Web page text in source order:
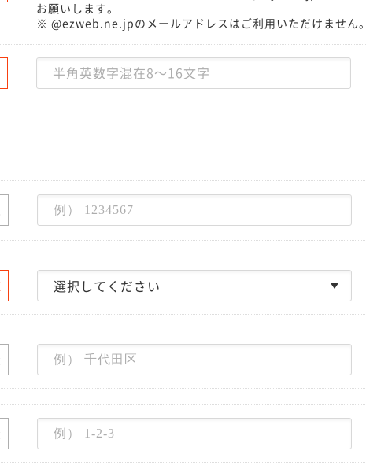
お願いします。
※ @ezweb.ne.jpのメールアドレスはご利用いただけません。